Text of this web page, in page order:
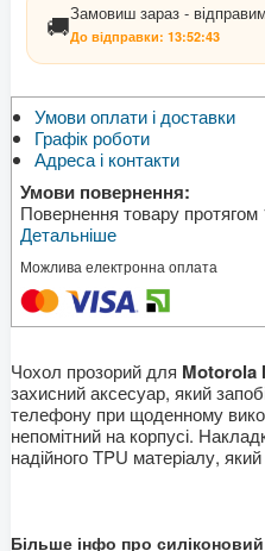
🚚Замовиш зараз -
До відправки: 13:52:43
Умови оплати і доставки
Графік роботи
Адреса і контакти
Умови повернення:
Повернення товару протягом
Детальніше
Можлива електронна оплата
Чохол прозорий для Motorola
захисний аксесуар, який
телефону при щоденному
непомітний на корпусі.
надійного TPU матеріалу,
Більше інфо про